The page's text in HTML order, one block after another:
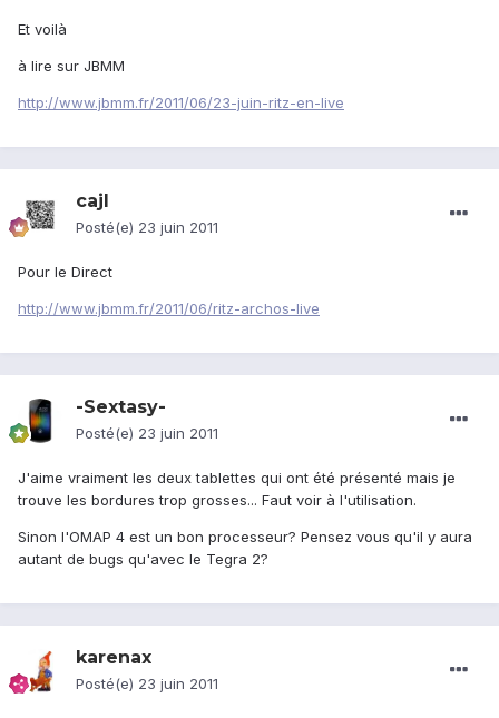
Et voilà
à lire sur JBMM
http://www.jbmm.fr/2011/06/23-juin-ritz-en-live
cajl
Posté(e) 23 juin 2011
Pour le Direct
http://www.jbmm.fr/2011/06/ritz-archos-live
-Sextasy-
Posté(e) 23 juin 2011
J'aime vraiment les deux tablettes qui ont été présenté mais je
trouve les bordures trop grosses... Faut voir à l'utilisation.
Sinon l'OMAP 4 est un bon processeur? Pensez vous qu'il y aura
autant de bugs qu'avec le Tegra 2?
karenax
Posté(e) 23 juin 2011